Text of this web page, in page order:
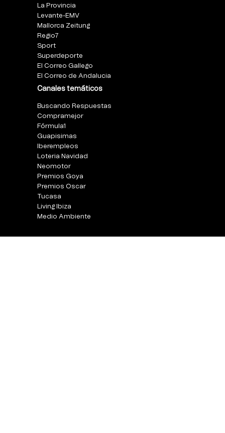
La Provincia
Levante-EMV
Mallorca Zeitung
Regio7
Sport
Superdeporte
El Correo Gallego
El Correo de Andalucia
Canales temáticos
Buscando Respuestas
Compramejor
Fórmula1
Guapisimas
Iberempleos
Loteria Navidad
Neomotor
Premios Goya
Premios Oscar
Tucasa
Living Ibiza
Medio Ambiente